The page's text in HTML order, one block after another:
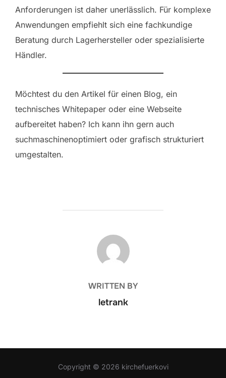
Anforderungen ist daher unerlässlich. Für komplexe
Anwendungen empfiehlt sich eine fachkundige
Beratung durch Lagerhersteller oder spezialisierte
Händler.
Möchtest du den Artikel für einen Blog, ein
technisches Whitepaper oder eine Webseite
aufbereitet haben? Ich kann ihn gern auch
suchmaschinenoptimiert oder grafisch strukturiert
umgestalten.
POST AUTHOR
WRITTEN BY
letrank
Copyright © 2026 kirchefuerkovi